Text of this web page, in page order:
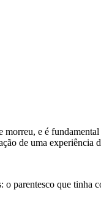
e é
de uma experiência
parentesco que tinha